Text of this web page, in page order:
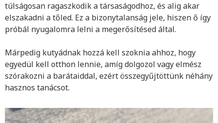
túlságosan ragaszkodik a társaságodhoz, és alig akar
elszakadni a tőled. Ez a bizonytalanság jele, hiszen ő így
próbál nyugalomra lelni a megerősítésed által.
Márpedig kutyádnak hozzá kell szoknia ahhoz, hogy
egyedül kell otthon lennie, amíg dolgozol vagy elmész
szórakozni a barátaiddal, ezért összegyűjtöttünk néhány
hasznos tanácsot.